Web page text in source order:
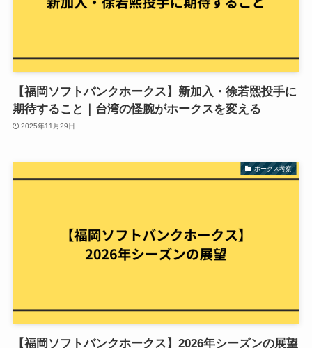
【福岡ソフトバンクホークス】新加入・徐若熙投手に
期待すること｜台湾の怪腕がホークスを変える
2025年11月29日
ホークス考察
【福岡ソフトバンクホークス】2026年シーズンの展望